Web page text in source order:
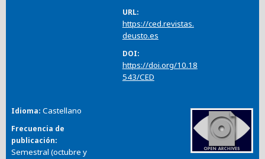
URL
https://ced.revistas.
deusto.es
DOI
https://doi.org/10.18
543/CED
Idioma Castellano
Frecuencia de
publicación
Semestral (octubre y